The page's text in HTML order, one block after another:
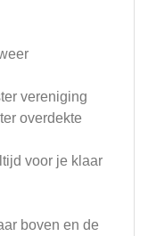
vereniging
overdekte
voor je klaar
boven en de